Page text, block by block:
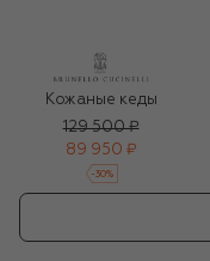
Кожаные кеды
129 500 ₽
89 950 ₽
-30%